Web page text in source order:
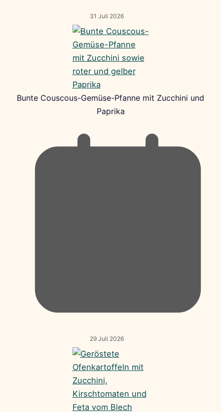
31 Juli 2026
Bunte Couscous-Gemüse-Pfanne mit Zucchini und
Paprika
29 Juli 2026